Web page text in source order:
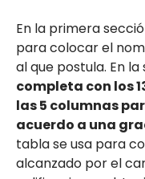
En la primera
para colocar el
al que postula. En
completa con los
las 5 columnas
acuerdo a una
tabla se usa para
alcanzado por el